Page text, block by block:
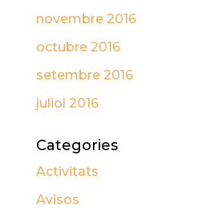
novembre 2016
octubre 2016
setembre 2016
juliol 2016
Categories
Activitats
Avisos